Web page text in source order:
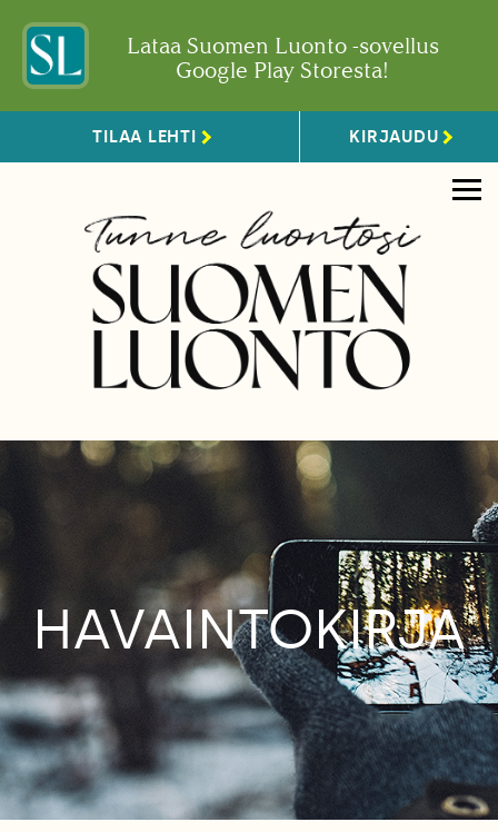
Lataa Suomen Luonto -sovellus
Google Play Storesta!
TILAA LEHTI KIRJAUDU
HAVAINTOKIRJA